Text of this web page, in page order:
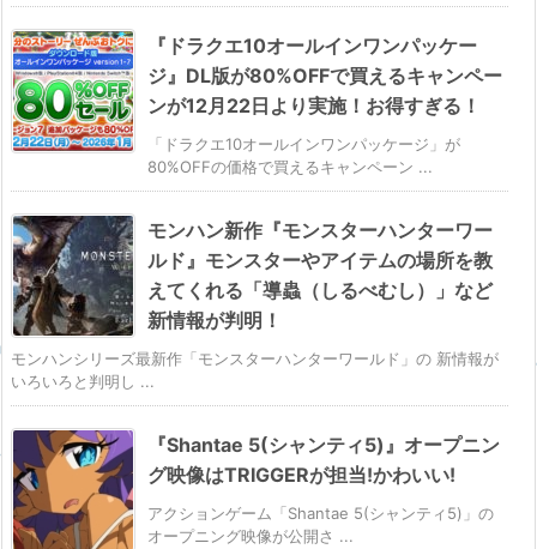
『ドラクエ10オールインワンパッケー
ジ』DL版が80%OFFで買えるキャンペー
ンが12月22日より実施！お得すぎる！
「ドラクエ10オールインワンパッケージ」が
80%OFFの価格で買えるキャンペーン ...
モンハン新作『モンスターハンターワー
ルド』モンスターやアイテムの場所を教
えてくれる「導蟲（しるべむし）」など
新情報が判明！
モンハンシリーズ最新作「モンスターハンターワールド」の 新情報が
いろいろと判明し ...
『Shantae 5(シャンティ5)』オープニン
グ映像はTRIGGERが担当!かわいい!
アクションゲーム「Shantae 5(シャンティ5)」の
オープニング映像が公開さ ...